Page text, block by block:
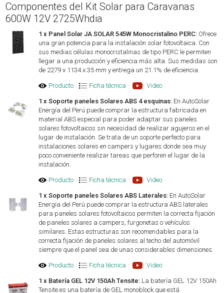
Componentes del Kit Solar para Caravanas
600W 12V 2725Whdia
1 x Panel Solar JA SOLAR 545W Monocristalino PERC: Ofrece
una gran potencia para la instalación solar fotovoltaica. Con
sus medias células monocristalinas de tipo PERC le permiten
llegar a una producción y eficiencia más alta. Sus medidas son
de 2279 x 1134 x 35 mm y entrega un 21.1% de eficiencia.
Producto · Ficha técnica · Video
1 x Soporte paneles Solares ABS 4 esquinas: En AutoSolar
Energía del Perú puede comprar la estructura fabricada en
material ABS especial para poder adaptar sus paneles
solares fotovoltaicos sin necesidad de realizar agujeros en el
lugar de instalación. Se trata de un soporte perfecto para
instalaciones solares en campers y lugares donde sea muy
poco conveniente realizar tareas que perforen el lugar de la
instalación.
Producto · Ficha técnica · Video
1 x Soporte paneles Solares ABS Laterales: En AutoSolar
Energía del Perú puede comprar la estructura ABS laterales
para paneles solares fotovoltaicos permiten la correcta fijación
de paneles solares a campers, furgonetas o vehículos
similares. Estas estructuras son recomendables para la
correcta fijación de paneles solares al techo del automóvil
siempre que el panel sea de unas considerables dimensiones.
Producto · Ficha técnica · Video
1 x Batería GEL 12V 150Ah Tensite: La batería GEL 12V 150Ah
Tensite es una batería de GEL monoblock que está